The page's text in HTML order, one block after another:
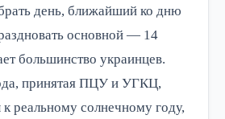
день, ближайший ко дню
основной — 14
большинство украинцев.
принятая ПЦУ и УГКЦ,
реальному солнечному году,